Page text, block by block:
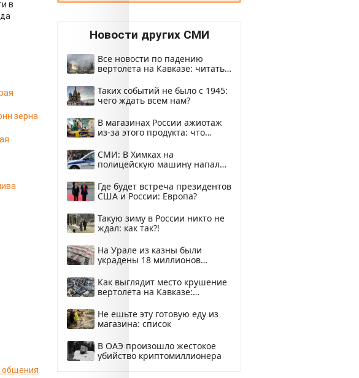
в
зерна
общения
Новости других СМИ
Все новости по падению
вертолета на Кавказе: читать
Таких событий не было с 1945:
чего ждать всем нам?
В магазинах России ажиотаж
из-за этого продукта: что
СМИ: В Химках на
полицейскую машину напали
Где будет встреча президентов
США и России: Европа?
Такую зиму в России никто не
ждал: как так?!
На Урале из казны были
украдены 18 миллионов
Как выглядит место крушение
вертолета на Кавказе:
Не ешьте эту готовую еду из
магазина: список
В ОАЭ произошло жестокое
убийство криптомиллионера